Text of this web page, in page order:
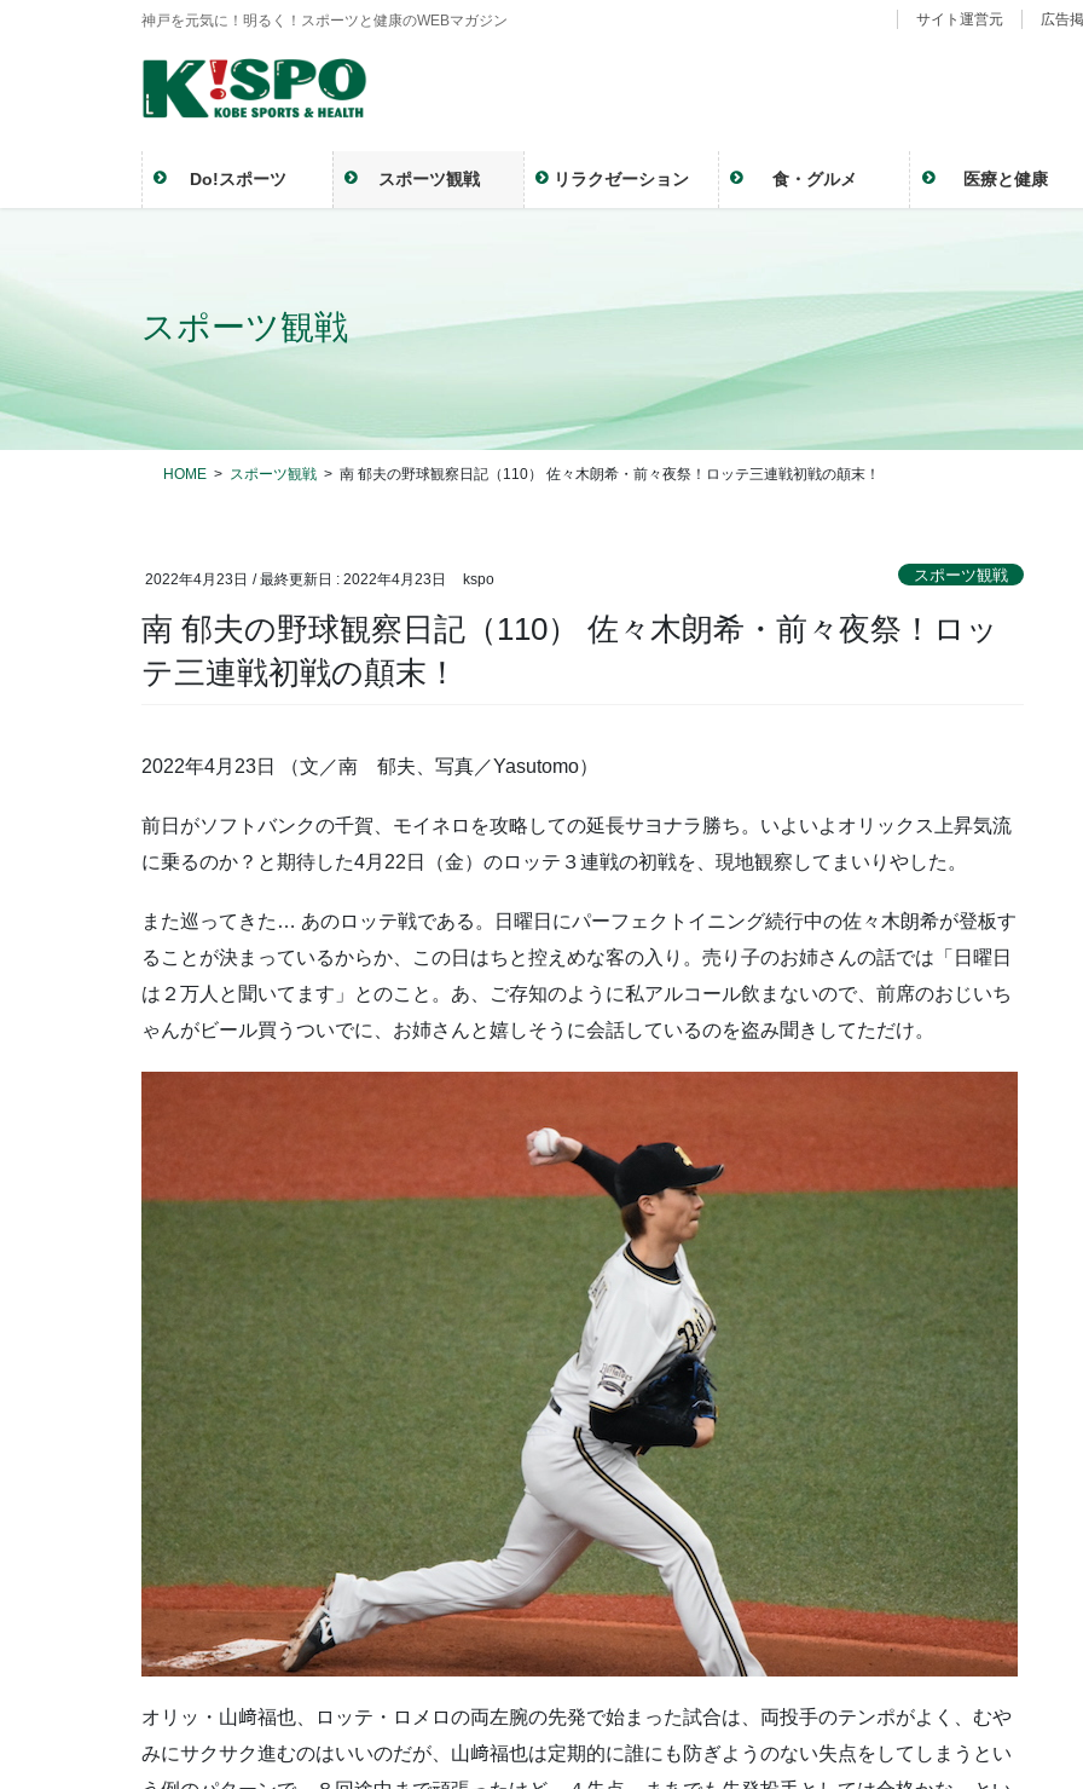
神戸を元気に！明るく！スポーツと健康のWEBマガジン サイト運営元 広告
Do!スポーツ スポーツ観戦 リラクゼーション 食・グルメ 医療と健康
スポーツ観戦
HOME スポーツ観戦 南 郁夫の野球観察日記（110） 佐々木朗希・前々夜祭！ロッテ三連戦初戦の顛末！
2022年4月23日 / 最終更新日 : 2022年4月23日 kspo スポーツ観戦
南 郁夫の野球観察日記（110） 佐々木朗希・前々夜祭！ロッ
テ三連戦初戦の顛末！
2022年4月23日 （文／南 郁夫、写真／Yasutomo）
前日がソフトバンクの千賀、モイネロを攻略しての延長サヨナラ勝ち。いよいよオリックス上昇気流
に乗るのか？と期待した4月22日（金）のロッテ３連戦の初戦を、現地観察してまいりやした。
また巡ってきた… あのロッテ戦である。日曜日にパーフェクトイニング続行中の佐々木朗希が登板す
ることが決まっているからか、この日はちと控えめな客の入り。売り子のお姉さんの話では「日曜日
は２万人と聞いてます」とのこと。あ、ご存知のように私アルコール飲まないので、前席のおじいち
ゃんがビール買うついでに、お姉さんと嬉しそうに会話しているのを盗み聞きしてただけ。
オリッ・山﨑福也、ロッテ・ロメロの両左腕の先発で始まった試合は、両投手のテンポがよく、むや
みにサクサク進むのはいいのだが、山﨑福也は定期的に誰にも防ぎようのない失点をしてしまうとい